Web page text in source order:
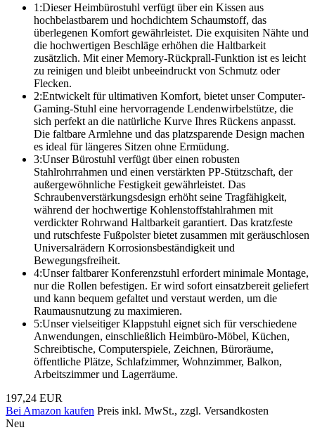
1:Dieser Heimbürostuhl verfügt über ein Kissen aus
hochbelastbarem und hochdichtem Schaumstoff, das
überlegenen Komfort gewährleistet. Die exquisiten Nähte und
die hochwertigen Beschläge erhöhen die Haltbarkeit
zusätzlich. Mit einer Memory-Rückprall-Funktion ist es leicht
zu reinigen und bleibt unbeeindruckt von Schmutz oder
Flecken.
2:Entwickelt für ultimativen Komfort, bietet unser Computer-
Gaming-Stuhl eine hervorragende Lendenwirbelstütze, die
sich perfekt an die natürliche Kurve Ihres Rückens anpasst.
Die faltbare Armlehne und das platzsparende Design machen
es ideal für längeres Sitzen ohne Ermüdung.
3:Unser Bürostuhl verfügt über einen robusten
Stahlrohrrahmen und einen verstärkten PP-Stützschaft, der
außergewöhnliche Festigkeit gewährleistet. Das
Schraubenverstärkungsdesign erhöht seine Tragfähigkeit,
während der hochwertige Kohlenstoffstahlrahmen mit
verdickter Rohrwand Haltbarkeit garantiert. Das kratzfeste
und rutschfeste Fußpolster bietet zusammen mit geräuschlosen
Universalrädern Korrosionsbeständigkeit und
Bewegungsfreiheit.
4:Unser faltbarer Konferenzstuhl erfordert minimale Montage,
nur die Rollen befestigen. Er wird sofort einsatzbereit geliefert
und kann bequem gefaltet und verstaut werden, um die
Raumausnutzung zu maximieren.
5:Unser vielseitiger Klappstuhl eignet sich für verschiedene
Anwendungen, einschließlich Heimbüro-Möbel, Küchen,
Schreibtische, Computerspiele, Zeichnen, Büroräume,
öffentliche Plätze, Schlafzimmer, Wohnzimmer, Balkon,
Arbeitszimmer und Lagerräume.
197,24 EUR
Bei Amazon kaufen Preis inkl. MwSt., zzgl. Versandkosten
Neu